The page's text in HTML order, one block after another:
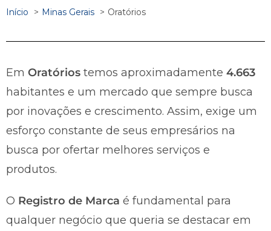
Início Minas Gerais Oratórios
Em Oratórios temos aproximadamente 4.663
habitantes e um mercado que sempre busca
por inovações e crescimento. Assim, exige um
esforço constante de seus empresários na
busca por ofertar melhores serviços e
produtos.
O Registro de Marca é fundamental para
qualquer negócio que queria se destacar em